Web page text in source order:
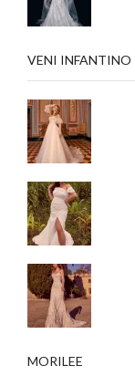
VENI INFANTINO
MORILEE